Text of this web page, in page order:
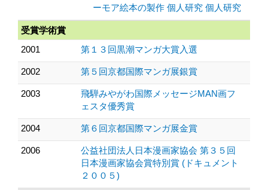
ーモア絵本の製作 個人研究 個人研究
受賞学術賞
2001
第１３回黒潮マンガ大賞入選
2002 第５回京都国際マンガ展銀賞
2003
飛騨みやがわ国際メッセージMAN画フ
ェスタ優秀賞
2004 第６回京都国際マンガ展金賞
2006
公益社団法人日本漫画家協会 第３５回
日本漫画家協会賞特別賞 (ドキュメント
２００５)